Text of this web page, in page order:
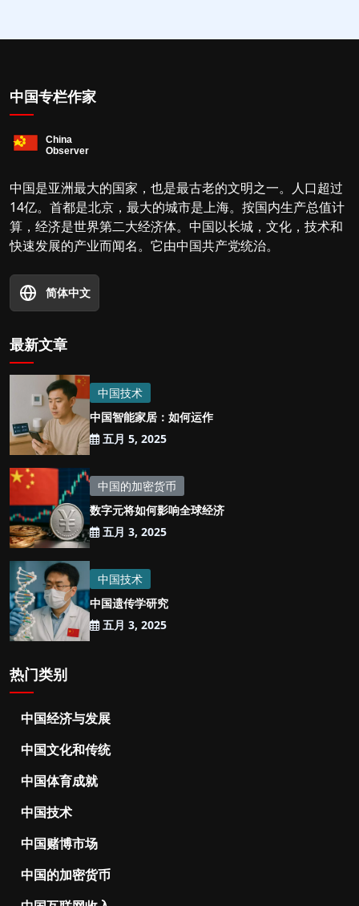
中国专栏作家
中国是亚洲最大的国家，也是最古老的文明之一。人口超过
14亿。首都是北京，最大的城市是上海。按国内生产总值计
算，经济是世界第二大经济体。中国以长城，文化，技术和
快速发展的产业而闻名。它由中国共产党统治。
简体中文
最新文章
中国技术
中国智能家居：如何运作
五月 5, 2025
中国的加密货币
数字元将如何影响全球经济
五月 3, 2025
中国技术
中国遗传学研究
五月 3, 2025
热门类别
中国经济与发展
中国文化和传统
中国体育成就
中国技术
中国赌博市场
中国的加密货币